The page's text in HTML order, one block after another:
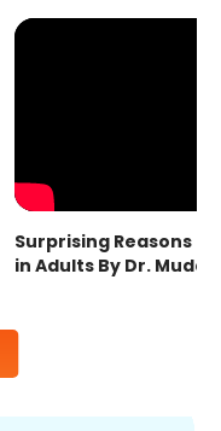
Surprising Reasons
in Adults By Dr.